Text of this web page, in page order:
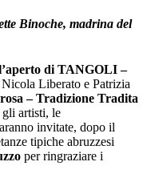
Binoche, madrina del
di TANGOLI –
Liberato e Patrizia
– Tradizione Tradita
artisti, le
invitate, dopo il
tipiche abruzzesi
per ringraziare i